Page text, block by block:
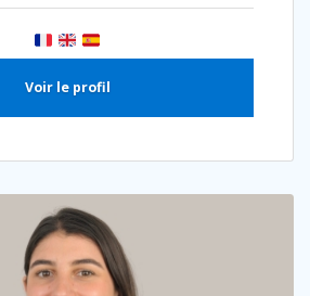
Voir le profil